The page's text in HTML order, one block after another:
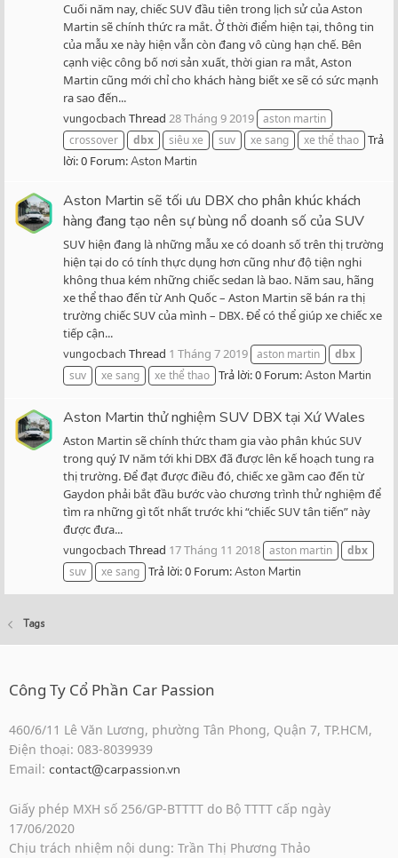
Cuối năm nay, chiếc SUV đầu tiên trong lịch sử của Aston
Martin sẽ chính thức ra mắt. Ở thời điểm hiện tại, thông tin
của mẫu xe này hiện vẫn còn đang vô cùng hạn chế. Bên
cạnh việc công bố nơi sản xuất, thời gian ra mắt, Aston
Martin cũng mới chỉ cho khách hàng biết xe sẽ có sức mạnh
ra sao đến...
vungocbach Thread 28 Tháng 9 2019 aston martin
crossover
dbx siêu xe suv xe sang xe thể thao Trả
lời: 0 Forum:Aston Martin
Aston Martin sẽ tối ưu DBX cho phân khúc khách
hàng đang tạo nên sự bùng nổ doanh số của SUV
SUV hiện đang là những mẫu xe có doanh số trên thị trường
hiện tại do có tính thực dụng hơn cũng như độ tiện nghi
không thua kém những chiếc sedan là bao. Năm sau, hãng
xe thể thao đến từ Anh Quốc – Aston Martin sẽ bán ra thị
trường chiếc SUV của mình – DBX. Để có thể giúp xe chiếc xe
tiếp cận...
vungocbach Thread 1 Tháng 7 2019 aston martin
dbx
suv
xe sang xe thể thao Trả lời: 0 Forum:Aston Martin
Aston Martin thử nghiệm SUV DBX tại Xứ Wales
Aston Martin sẽ chính thức tham gia vào phân khúc SUV
trong quý IV năm tới khi DBX đã được lên kế hoạch tung ra
thị trường. Để đạt được điều đó, chiếc xe gầm cao đến từ
Gaydon phải bắt đầu bước vào chương trình thử nghiệm để
tìm ra những gì tốt nhất trước khi “chiếc SUV tân tiến” này
được đưa...
vungocbach Thread 17 Tháng 11 2018 aston martin
dbx
suv
xe sang Trả lời: 0 Forum:Aston Martin
Tags
Công Ty Cổ Phần Car Passion
460/6/11 Lê Văn Lương, phường Tân Phong, Quận 7, TP.HCM,
Điện thoại: 083-8039939
Email: contact@carpassion.vn
Giấy phép MXH số 256/GP-BTTTT do Bộ TTTT cấp ngày
17/06/2020
Chịu trách nhiệm nội dung: Trần Thị Phương Thảo